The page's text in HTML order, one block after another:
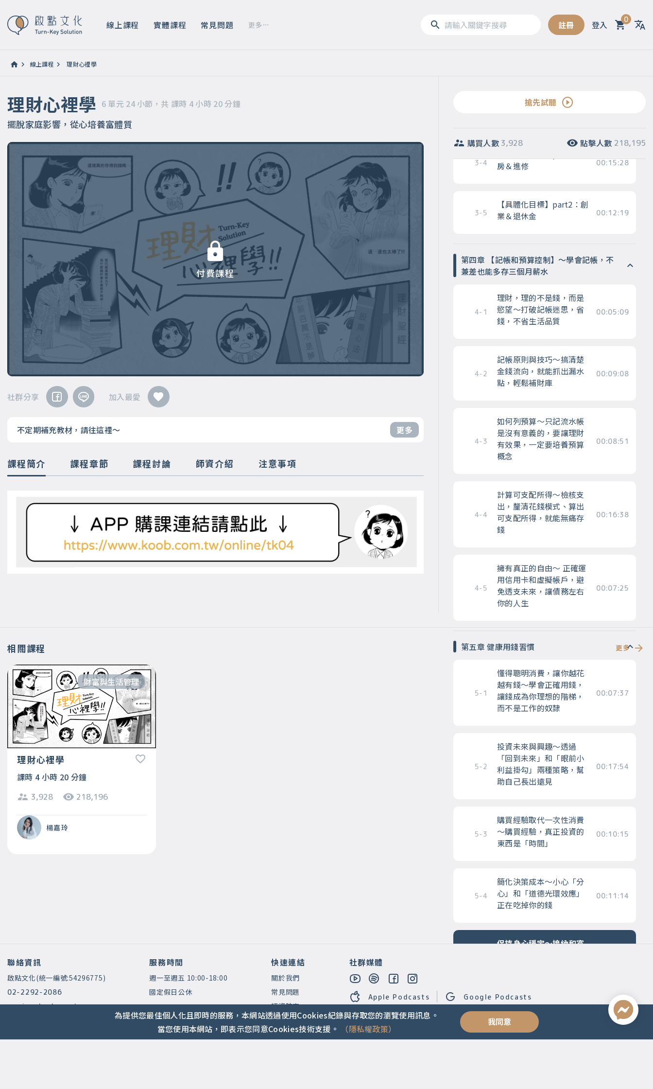
線上課程 實體課程 常見問題 更多 註冊 登入 0
6 單元 24 小節，共 課時 4 小時 20 分鐘
線上課程 理財心裡學
理財心裡學 6 單元 24 小節，共 課時 4 小時 20 分鐘
擺脫家庭影響，從心培養富體質
付費課程
不定期補充教材，請往這裡～ 更多
社群分享 加入最愛
課程簡介 課程章節 課程討論 師資介紹 注意事項
搶先試聽
購買人數 3,928 點擊人數 218,195
00:07:09
著手，累積成功經驗和自
3-4
房＆進修
00:15:28
3-5
【具體化目標】part2：創
業＆退休金
00:12:19
第四章 【記帳和預算控制】～學會記帳，不
兼差也能多存三個月薪水
4-1
理財，理的不是錢，而是
慾望～打破記帳迷思，省
錢，不省生活品質
00:05:09
4-2
記帳原則與技巧～搞清楚
金錢流向，就能抓出漏水
點，輕鬆補財庫
00:09:08
4-3
如何列預算～只記流水帳
是沒有意義的，要讓理財
有效果，一定要培養預算
概念
00:08:51
4-4
計算可支配所得～檢核支
出，釐清花錢模式、算出
可支配所得，就能無痛存
錢
00:16:38
4-5
擁有真正的自由～ 正確運
用信用卡和虛擬帳戶，避
免透支未來，讓債務左右
你的人生
00:07:25
第五章 健康用錢習慣
5-1
懂得聰明消費，讓你越花
越有錢～學會正確用錢，
讓錢成為你理想的階梯，
而不是工作的奴隸
00:07:37
5-2
投資未來與興趣～透過
「回到未來」和「眼前小
利益掛勾」兩種策略，幫
助自己長出遠見
00:17:54
5-3
購買經驗取代一次性消費
～購買經驗，真正投資的
東西是「時間」
00:10:15
5-4
簡化決策成本～小心「分
心」和「道德光環效應」
正在吃掉你的錢
00:11:14
保持身心穩定～接納和寬
筆記
第六章 與錢同行～
相關課程
財富與生活管理
理財心裡學
課時 4 小時 20 分鐘
3,928 218,196
楊嘉玲
更多
聯絡資訊
啟點文化(統一編號:54296775)
02-2292-2086
service@koob.com.tw
服務時間
週一至週五 10:00-18:00
國定假日公休
快速連結
關於我們
常見問題
師資陣容
社群媒體
Apple Podcasts Google Podcasts
隱私權政策
為提供您最佳個人化且即時的服務，本網站透過使用Cookies紀錄與存取您的瀏覽使用訊息。
當您使用本網站，即表示您同意Cookies技術支援。
（隱私權政策）
我同意